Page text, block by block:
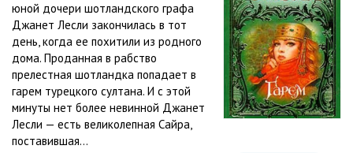
юной дочери шотландского графа
Джанет Лесли закончилась в тот
день, когда ее похитили из родного
дома. Проданная в рабство
прелестная шотландка попадает в
гарем турецкого султана. И с этой
минуты нет более невинной Джанет
Лесли — есть великолепная Сайра,
поставившая...